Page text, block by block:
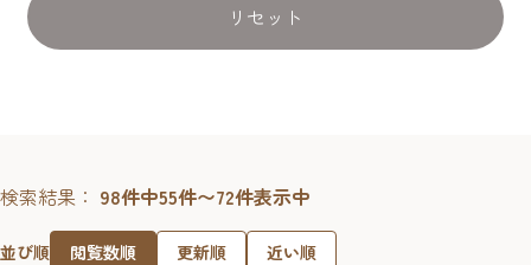
リセット
検索結果： 98件中55件〜72件表示中
並び順 閲覧数順 更新順 近い順